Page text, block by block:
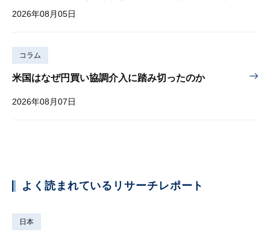
2026年08月05日
コラム
米国はなぜ円買い協調介入に踏み切ったのか
2026年08月07日
よく読まれているリサーチレポート
日本